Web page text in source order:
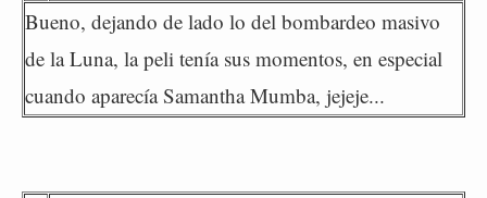
Bueno, dejando de lado lo del bombardeo masivo
de la Luna, la peli tenía sus momentos, en especial
cuando aparecía Samantha Mumba, jejeje...